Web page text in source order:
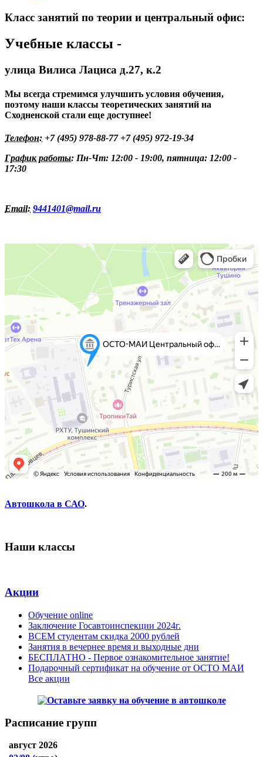
Класс занятий по теории и центральный офис:
Учебные классы -
улица Вилиса Лациса д.27, к.2
Мы всегда стремимся улучшить условия обучения,
поэтому наши классы теоретических занятий на
Сходненской стали еще доступнее!
Телефон: +7 (495) 978-88-77 +7 (495) 972-19-34
График работы: Пн-Чт: 12:00 - 19:00, пятница: 12:00 -
17:30
Email: 9441401@mail.ru
Автошкола в САО.
Наши классы
Акции
Обучение online
Заключение Госавтоинспекции 2024г.
ВСЕМ студентам скидка 2000 рублей
Занятия в вечернее время и выходные дни
БЕСПЛАТНО - Первое ознакомительное занятие!
Подарочный сертификат на обучение от ОСТО МАИ
Все акции
Расписание групп
август 2026